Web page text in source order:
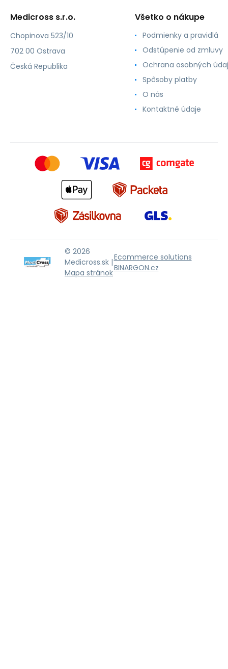
Medicross s.r.o.
Chopinova 523/10
702 00 Ostrava
Česká Republika
Všetko o nákupe
Podmienky a pravidlá
Odstúpenie od zmluvy
Ochrana osobných
Spôsoby platby
O nás
Kontaktné údaje
© 2026
Medicross.sk |
Mapa stránok
Ecommerce solutions
BINARGON.cz